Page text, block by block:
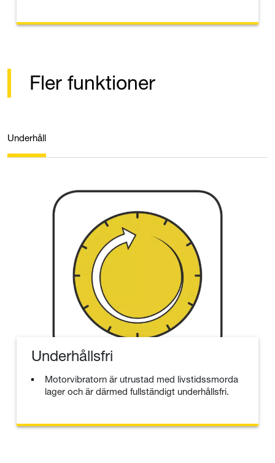
Fler funktioner
Underhåll
Underhållsfri
Motorvibratorn är utrustad med livstidssmorda
lager och är därmed fullständigt underhållsfri.